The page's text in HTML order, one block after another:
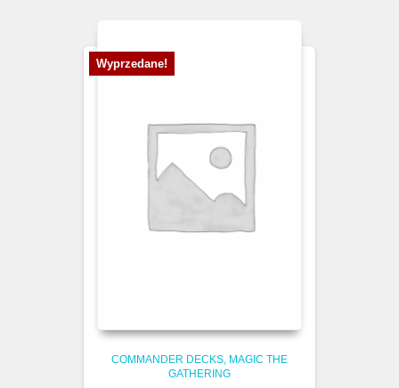
Wyprzedane!
COMMANDER DECKS MAGIC THE
GATHERING